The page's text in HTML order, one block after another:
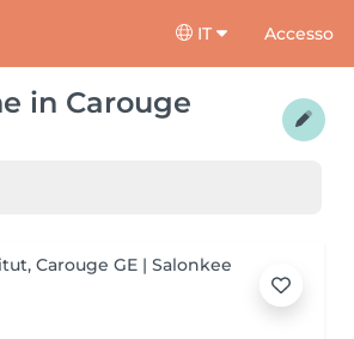
IT Accesso
in Carouge